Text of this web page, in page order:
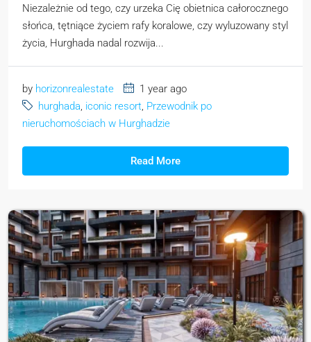
Niezależnie od tego, czy urzeka Cię obietnica całorocznego
słońca, tętniące życiem rafy koralowe, czy wyluzowany styl
życia, Hurghada nadal rozwija...
by horizonrealestate
1 year ago
hurghada, iconic resort, Przewodnik po
nieruchomościach w Hurghadzie
Read More